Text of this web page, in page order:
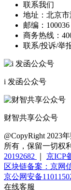
联系我们
地址： 北京市
邮编： 100036
商务热线：
联系/投诉/举
i 发函公众号
财智共享公众号
@CopyRight 2023
所有，保留一切权
20192682
京ICP
区块链备案：京网
京公网安备
在线客服